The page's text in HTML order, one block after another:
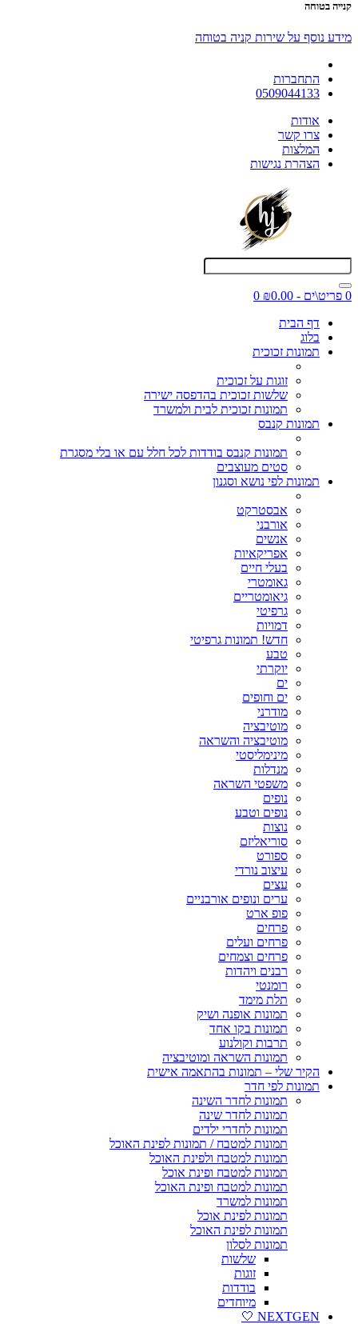
קנייה בטוחה
מידע נוסף על שירות קניה בטוחה
התחברות
0509044133
אודות
צרו קשר
המלצות
הצהרת נגישות
0 פריט\ים - ₪0.00
0
דף הבית
בלוג
תמונות זכוכית
זוגות על זכוכית
שלשות זכוכית בהדפסה ישירה
תמונות זכוכית לבית ולמשרד
תמונות קנבס
תמונות קנבס בודדות לכל חלל עם או בלי מסגרת
סטים מעוצבים
תמונות לפי נושא וסגנון
אבסטרקט
אורבני
אנשים
אפריקאיות
בעלי חיים
גאומטרי
גיאומטריים
גרפיטי
דמויות
חדש! תמונות גרפיטי
טבע
יוקרתי
ים
ים וחופים
מודרני
מוטיבציה
מוטיבציה והשראה
מינימליסטי
מנדלות
משפטי השראה
נופים
נופים וטבע
נוצות
סוריאליזם
ספורט
עיצוב נורדי
עצים
ערים ונופים אורבניים
פופ ארט
פרחים
פרחים ועלים
פרחים וצמחים
רבנים ויהדות
רומנטי
תלת מימד
תמונות אופנה ושיק
תמונות בקו אחד
תרבות וקולנוע
תמונות השראה ומוטיבציה
הקיר שלי – תמונות בהתאמה אישית
תמונות לפי חדר
תמונות לחדר השינה
תמונות לחדר שינה
תמונות לחדרי ילדים
תמונות למטבח / תמונות לפינת האוכל
תמונות למטבח ולפינת האוכל
תמונות למטבח ופינת אוכל
תמונות למטבח ופינת האוכל
תמונות למשרד
תמונות לפינת אוכל
תמונות לפינת האוכל
תמונות לסלון
שלשות
זוגות
בודדות
מיוחדים
NEXTGEN 🤍